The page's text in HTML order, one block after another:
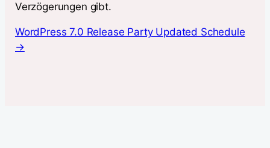
Verzögerungen gibt.
WordPress 7.0 Release Party Updated Schedule
→